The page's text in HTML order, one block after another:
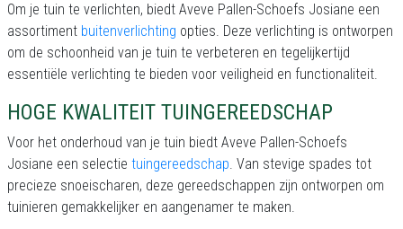
Om je tuin te verlichten, biedt Aveve Pallen-Schoefs Josiane een
assortiment buitenverlichting opties. Deze verlichting is ontworpen
om de schoonheid van je tuin te verbeteren en tegelijkertijd
essentiële verlichting te bieden voor veiligheid en functionaliteit.
HOGE KWALITEIT TUINGEREEDSCHAP
Voor het onderhoud van je tuin biedt Aveve Pallen-Schoefs
Josiane een selectie tuingereedschap. Van stevige spades tot
precieze snoeischaren, deze gereedschappen zijn ontworpen om
tuinieren gemakkelijker en aangenamer te maken.